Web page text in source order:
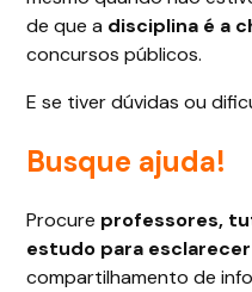
de que a disciplina é a
concursos públicos.
E se tiver dúvidas ou
Busque ajuda!
Procure professores,
estudo para
compartilhamento de